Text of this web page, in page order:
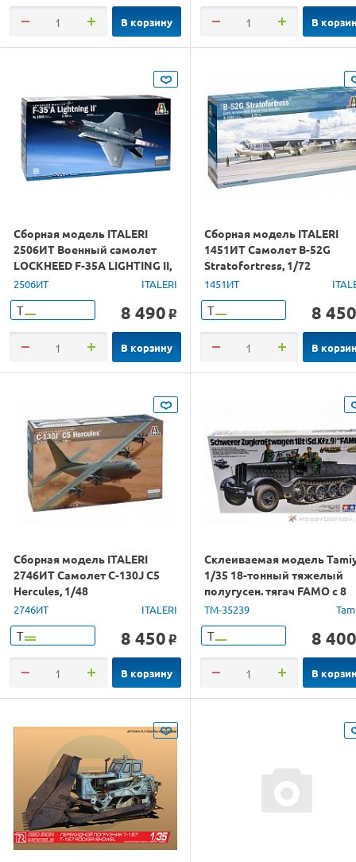
В корзину В
Сборная модель ITALERI
2506ИТ Военный самолет
LOCKHEED F-35A LIGHTING II,
1/32
2506ИТ ITALERI
Т 8 490 o
В корзину
Сборная модель ITALERI
1451ИТ Самолет B-52G
Stratofortress, 1/72
1451ИТ
Т 8 450
В
Сборная модель ITALERI
2746ИТ Самолет С-130J C5
Hercules, 1/48
2746ИТ ITALERI
Т 8 450 o
В корзину
Склеиваемая модель
1/35 18-тонный тяжелый
полугусен. тягач FAMO с 8
фигурами
TM-35239
Т 8 400
В